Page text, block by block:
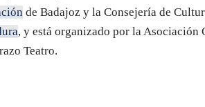
de Badajoz y la Consejería de
, y está organizado por la Asociación
Teatro.